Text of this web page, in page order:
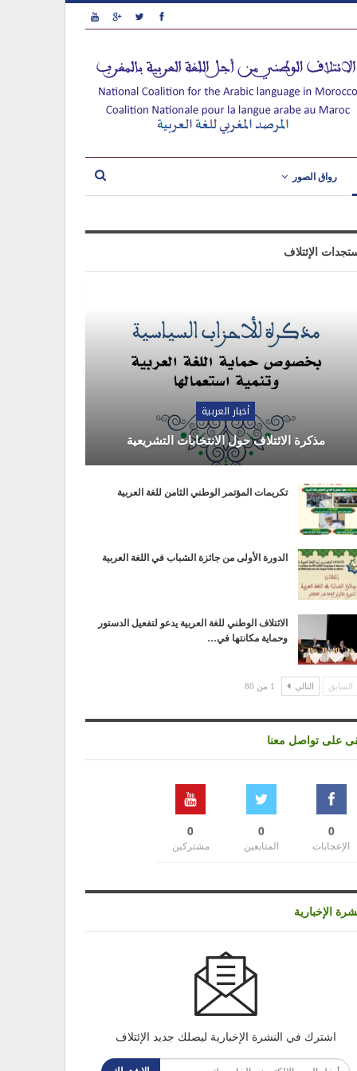
رواق الصور
الإئتلاف
أخبار العربية
مذكرة الائتلاف حول الانتخابات التشريعية
تكريمات المؤتمر الوطني الثامن للغة العربية
الدورة الأولى من جائزة الشباب في اللغة العربية
الائتلاف الوطني للغة العربية يدعو لتفعيل الدستور
وحماية مكانتها في…
السابق التالي 1 من 80
على تواصل معنا
0
الإعجابات
0
المتابعين
0
مشتركين
الإخبارية
اشترك في النشرة الإخبارية ليصلك جديد الإئتلاف